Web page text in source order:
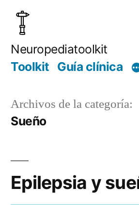
Saltar
contenido
Neuropediatoolkit
Toolkit Guía clínica
Archivos de la categoría:
Sueño
Epilepsia y